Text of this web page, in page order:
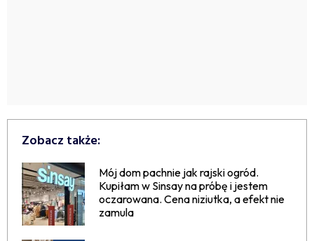
Zobacz także:
Mój dom pachnie jak rajski ogród.
Kupiłam w Sinsay na próbę i jestem
oczarowana. Cena niziutka, a efekt nie
zamula